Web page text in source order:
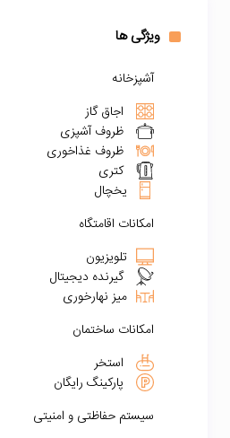
ویژگی ها
آشپزخانه
اجاق گاز
ظروف آشپزی
ظروف غذاخوری
کتری
یخچال
امکانات اقامتگاه
تلویزیون
گیرنده دیجیتال
میز نهارخوری
امکانات ساختمان
استخر
پارکینگ رایگان
سیستم حفاظتی و امنیتی